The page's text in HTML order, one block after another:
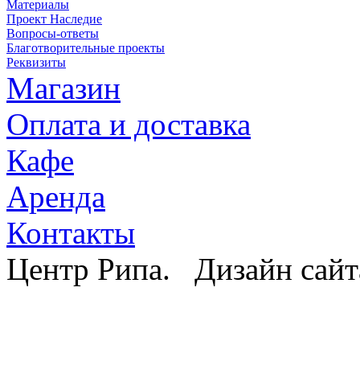
Материалы
Проект Наследие
Вопросы-ответы
Благотворительные проекты
Реквизиты
Магазин
Оплата и доставка
Кафе
Аренда
Контакты
Центр Рипа. Дизайн